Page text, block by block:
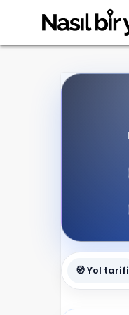
🧭 Yol tarifi